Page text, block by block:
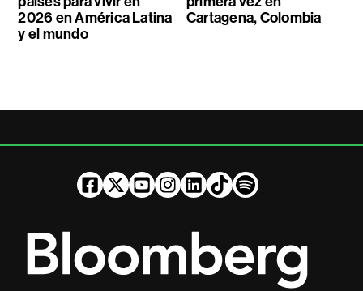
2026 en América Latina
y el mundo
Cartagena, Colombia